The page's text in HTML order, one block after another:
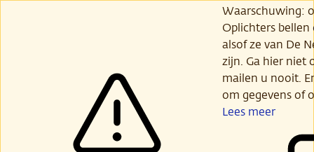
Waarschuwing:
Oplichters
alsof ze van De
zijn. Ga hier niet
mailen u nooit.
om gegevens of
Lees meer